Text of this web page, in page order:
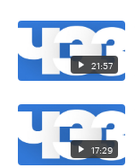
21:57
17:29